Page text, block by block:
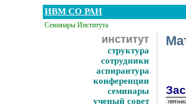
ИВМ СО РАН
Семинары Института
институт
структура
сотрудники
аспирантура
конференции
семинары
ученый совет